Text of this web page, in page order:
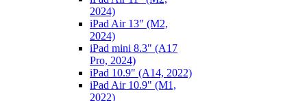
2024)
iPad Air 13" (M2,
2024)
iPad mini 8.3" (A17
Pro, 2024)
iPad 10.9" (A14, 2022)
iPad Air 10.9" (M1,
2022)